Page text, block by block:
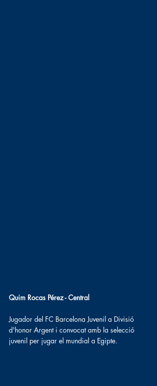
Quim Rocas Pérez - Central
Jugador del FC Barcelona Juvenil a Divisió
d'honor Argent i convocat amb la selecció
juvenil per jugar el mundial a Egipte.